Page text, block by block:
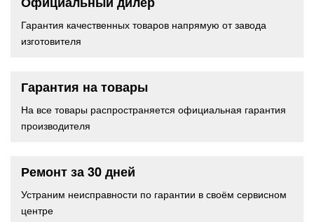
Гарантия качественных товаров напрямую от завода
изготовителя
Гарантия на товары
На все товары распространяется официальная гарантия
производителя
Ремонт за 30 дней
Устраним неисправности по гарантии в своём сервисном
центре